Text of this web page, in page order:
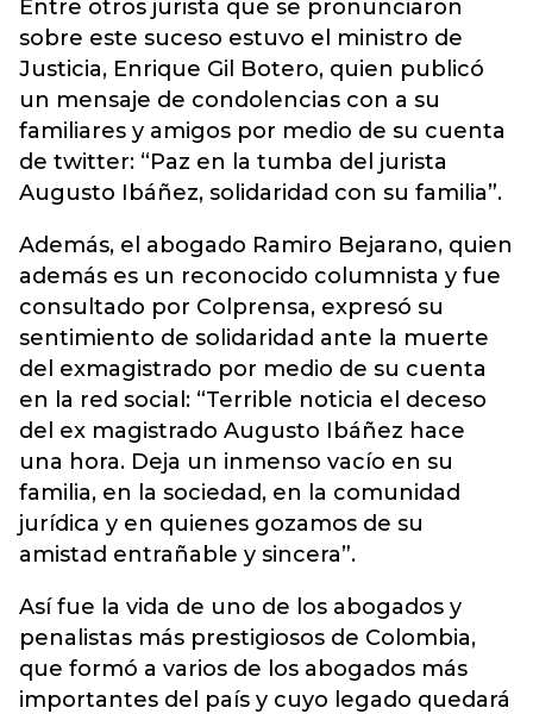
Entre otros jurista que se pronunciaron
sobre este suceso estuvo el ministro de
Justicia, Enrique Gil Botero, quien publicó
un mensaje de condolencias con a su
familiares y amigos por medio de su cuenta
de twitter: “Paz en la tumba del jurista
Augusto Ibáñez, solidaridad con su familia”.
Además, el abogado Ramiro Bejarano, quien
además es un reconocido columnista y fue
consultado por Colprensa, expresó su
sentimiento de solidaridad ante la muerte
del exmagistrado por medio de su cuenta
en la red social: “Terrible noticia el deceso
del ex magistrado Augusto Ibáñez hace
una hora. Deja un inmenso vacío en su
familia, en la sociedad, en la comunidad
jurídica y en quienes gozamos de su
amistad entrañable y sincera”.
Así fue la vida de uno de los abogados y
penalistas más prestigiosos de Colombia,
que formó a varios de los abogados más
importantes del país y cuyo legado quedará